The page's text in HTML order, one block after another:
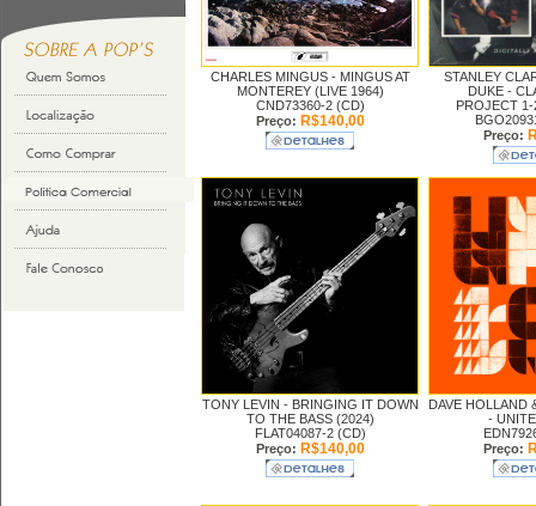
CHARLES MINGUS - MINGUS AT
MONTEREY (LIVE 1964)
CND73360-2 (CD)
Preço: R$140,00
STANLEY
DUKE -
PROJECT
Preço:
TONY LEVIN - BRINGING IT DOWN
TO THE BASS (2024)
FLAT04087-2 (CD)
Preço: R$140,00
DAVE HOLLAND
-
Preço: